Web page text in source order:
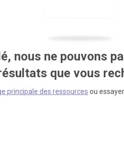
nous ne pouvons
que vous
principale des ressources ou